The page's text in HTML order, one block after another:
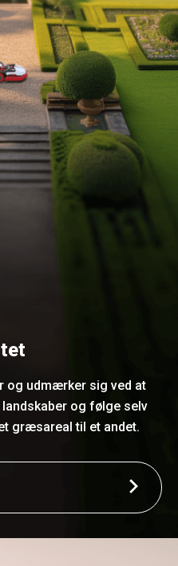
og udmærker sig ved at
og følge selv
græsareal til et andet.